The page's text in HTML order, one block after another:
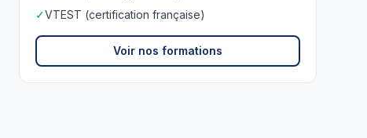
✓VTEST (certification française)
Voir nos formations